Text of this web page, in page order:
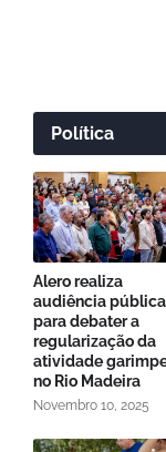
Política
Alero realiza
audiência pública
para debater a
regularização da
atividade
no Rio Madeira
Novembro 10, 2025